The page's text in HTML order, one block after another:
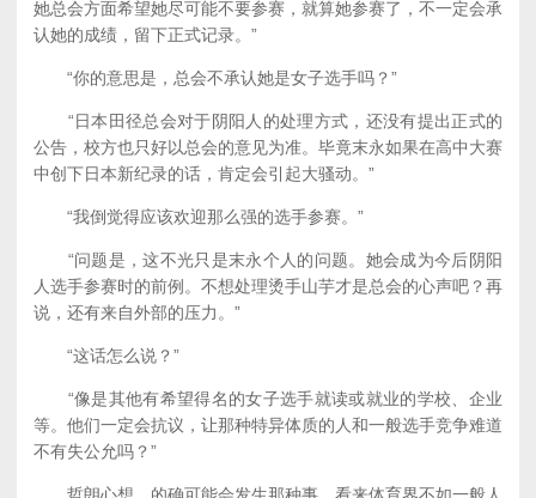
她总会方面希望她尽可能不要参赛，就算她参赛了，不一定会承
认她的成绩，留下正式记录。”
“你的意思是，总会不承认她是女子选手吗？”
“日本田径总会对于阴阳人的处理方式，还没有提出正式的
公告，校方也只好以总会的意见为准。毕竟末永如果在高中大赛
中创下日本新纪录的话，肯定会引起大骚动。”
“我倒觉得应该欢迎那么强的选手参赛。”
“问题是，这不光只是末永个人的问题。她会成为今后阴阳
人选手参赛时的前例。不想处理烫手山芋才是总会的心声吧？再
说，还有来自外部的压力。”
“这话怎么说？”
“像是其他有希望得名的女子选手就读或就业的学校、企业
等。他们一定会抗议，让那种特异体质的人和一般选手竞争难道
不有失公允吗？”